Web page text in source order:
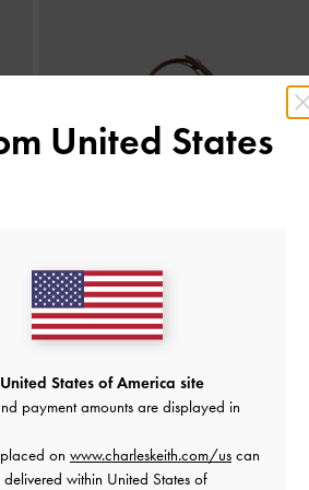
محفظة صغيرة إيفيت منسوجة بشرابات
شوكولاتي
325.00 QAR
United States
States of America site
payment amounts are displayed in
on www.charleskeith.com/us can
within United States of